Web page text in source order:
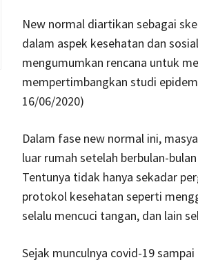
New normal diartikan sebagai
dalam aspek kesehatan dan
mengumumkan rencana untuk
mempertimbangkan studi
16/06/2020)
Dalam fase new normal ini,
luar rumah setelah berbulan-
Tentunya tidak hanya sekadar
protokol kesehatan seperti
selalu mencuci tangan, dan lain
Sejak munculnya covid-19